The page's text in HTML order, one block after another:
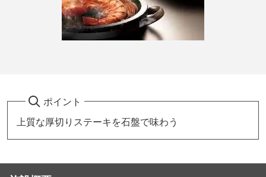
ポイント
上質な厚切りステーキを石盤で味わう